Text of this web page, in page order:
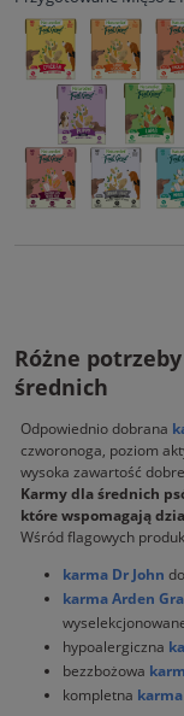
Różne
średnich
Odpowiednio dobrana
czworonoga, poziom
wysoka zawartość
Karmy dla średnich
które wspomagają
Wśród flagowych
karma Dr John
karma Arden
hypoalergiczna
bezzbożowa
kompletna